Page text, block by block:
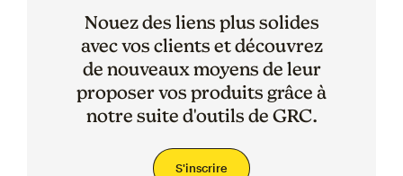
Nouez des liens plus solides
avec vos clients et découvrez
de nouveaux moyens de leur
proposer vos produits grâce à
notre suite d'outils de GRC.
S'inscrire